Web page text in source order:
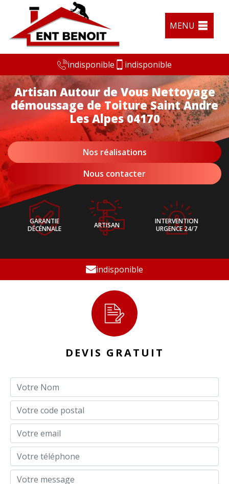
MENU
indisponible indisponible
Artisan Autour de Vous Nettoyage
démoussage de Toiture Saint Andre
Les Alpes 04170
Nos réalisations
Nous contacter
GARANTIE
DÉCÉNNALE
ARTISAN
INTERVENTION
URGENCE 24/7
indisponible
DEVIS GRATUIT